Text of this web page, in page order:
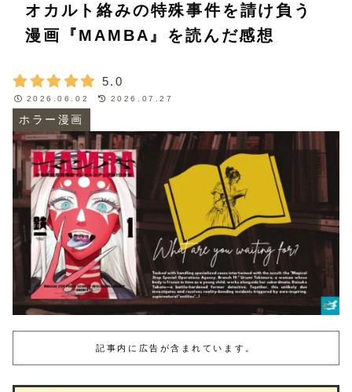
オカルト絡みの特殊事件を請け負う
漫画『MAMBA』を読んだ感想
5.0
ホラー漫画
2026.06.02 2026.07.27
記事内に広告が含まれています。